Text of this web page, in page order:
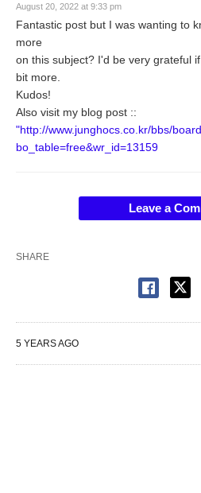
August 20, 2022 at 9:33 pm
Fantastic post but I was wanting to
more
on this subject? I'd be very grateful
bit more.
Kudos!
Also visit my blog post ::
"http://www.junghocs.co.kr/bbs/
bo_table=free&wr_id=13159
Leave a
SHARE
5 YEARS AGO